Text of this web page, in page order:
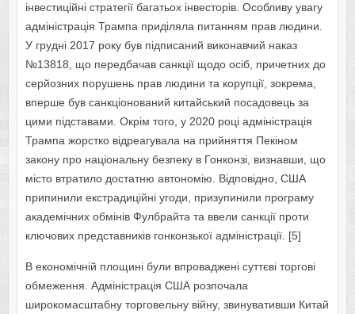
інвестиційні стратегії багатьох інвесторів. Особливу увагу
адміністрація Трампа приділяла питанням прав людини.
У грудні 2017 року був підписаний виконавчий наказ
№13818, що передбачав санкції щодо осіб, причетних до
серйозних порушень прав людини та корупції, зокрема,
вперше був санкціонований китайський посадовець за
цими підставами. Окрім того, у 2020 році адміністрація
Трампа жорстко відреагувала на прийняття Пекіном
закону про національну безпеку в Гонконзі, визнавши, що
місто втратило достатню автономію. Відповідно, США
припинили екстрадиційні угоди, призупинили програму
академічних обмінів Фулбрайта та ввели санкції проти
ключових представників гонконзької адміністрації. [5]
В економічній площині були впроваджені суттєві торгові
обмеження. Адміністрація США розпочала
широкомасштабну торговельну війну, звинувативши Китай